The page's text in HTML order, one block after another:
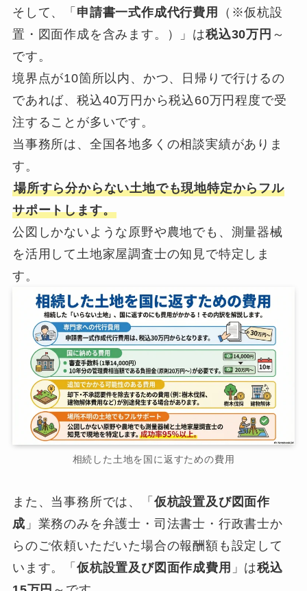
そして、「 申請書一式作成代行費用
（※仮杭設
置・図面作成を含みます。）」は税込30万円 ～
です。
境界点が10箇所以内、かつ、日帰りで行けるの
であれば、税込40万円から税込60万円程度で受
注することが多いです。
当事務所は、全国各地多くの相談実績がありま
す。
場所すら分からない土地でも現地特定からフル
サポートします。
公図しかないような原野や農地でも、測量器械
を活用して土地家屋調査士の知見で特定しま
す。
相続した土地を国に返すための費用
また、当事務所では、「 仮杭設置及び図面作
成 」業務のみを弁護士・司法書士・行政書士か
らのご依頼いただいた場合の報酬額も設定して
います。「 仮杭設置及び図面作成費用 」は税込